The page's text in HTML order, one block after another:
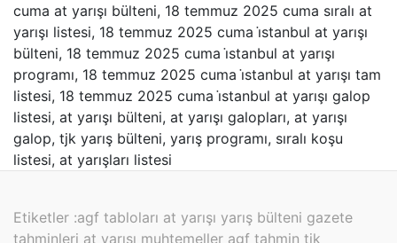
cuma at yarışı bülteni, 18 temmuz 2025 cuma sıralı at
yarışı listesi, 18 temmuz 2025 cuma i̇stanbul at yarışı
bülteni, 18 temmuz 2025 cuma i̇stanbul at yarışı
programı, 18 temmuz 2025 cuma i̇stanbul at yarışı tam
listesi, 18 temmuz 2025 cuma i̇stanbul at yarışı galop
listesi, at yarışı bülteni, at yarışı galopları, at yarışı
galop, tjk yarış bülteni, yarış programı, sıralı koşu
listesi, at yarışları listesi
Etiketler :agf tabloları at yarışı yarış bülteni gazete
tahminleri at yarışı muhtemeller agf tahmin tjk